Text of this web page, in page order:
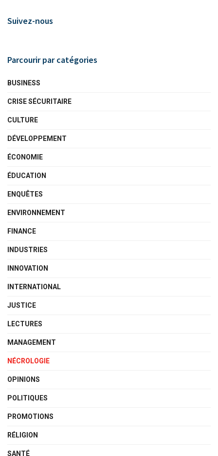
Suivez-nous
Parcourir par catégories
BUSINESS
CRISE SÉCURITAIRE
CULTURE
DÉVELOPPEMENT
ÉCONOMIE
ÉDUCATION
ENQUÊTES
ENVIRONNEMENT
FINANCE
INDUSTRIES
INNOVATION
INTERNATIONAL
JUSTICE
LECTURES
MANAGEMENT
NÉCROLOGIE
OPINIONS
POLITIQUES
PROMOTIONS
RÉLIGION
SANTÉ